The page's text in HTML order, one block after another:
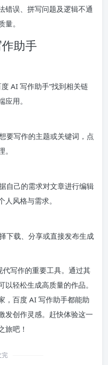
错误、拼写问题及逻辑不通
。
助手
AI 写作助手”找到相关链
用。
要写作的主题或关键词，点
自己的需求对文章进行编辑
风格与需求。
下载、分享或直接发布生成
写作的重要工具。通过其
轻松生成高质量的作品。
，百度 AI 写作助手都能助
发创作灵感。赶快体验这一
旅吧！
完